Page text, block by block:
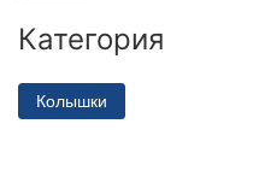
Категория
Колышки